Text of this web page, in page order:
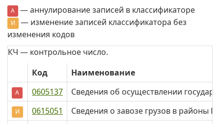
А — аннулирование записей в классификаторе
И
— изменение записей классификатора без
изменения кодов
КЧ — контрольное число.
Код
Наименование
А 0605137 Сведения об осуществлении
И 0615051 Сведения о завозе грузов в районы